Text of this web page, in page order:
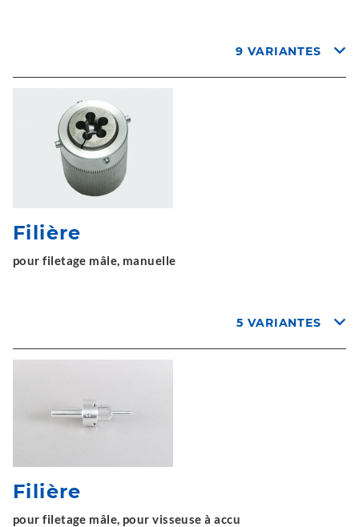
9 VARIANTES
Filière
pour filetage mâle, manuelle
5 VARIANTES
Filière
pour filetage mâle, pour visseuse à accu